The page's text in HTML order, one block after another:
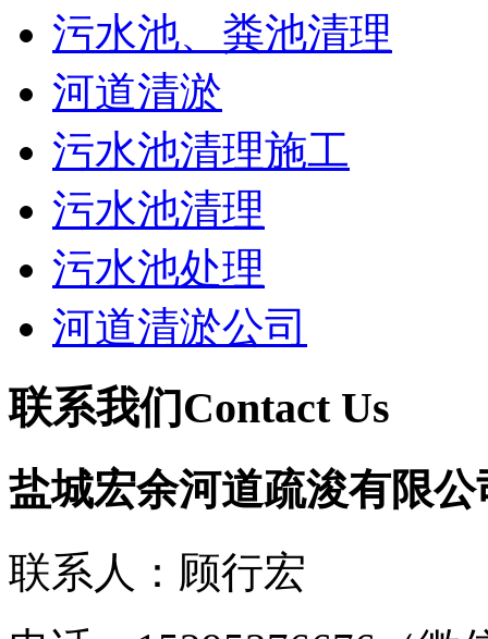
污水池、粪池清理
河道清淤
污水池清理施工
污水池清理
污水池处理
河道清淤公司
联系我们 Contact Us
盐城宏余河道疏浚有限公
联系人：顾行宏